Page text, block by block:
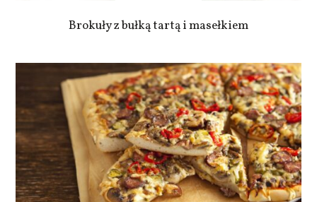
Brokuły z bułką tartą i masełkiem